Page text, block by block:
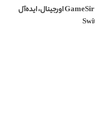
کنترلر بیسیم مولتی پلتفرم گیمسر GameSir Nova Lite اورجینال، ایده‌آل